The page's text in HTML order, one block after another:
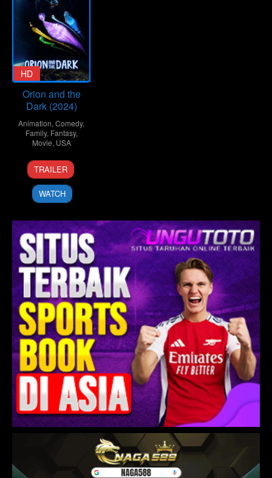
HD
Orion and the
Dark (2024)
Animation,Comedy,
Family, Fantasy,
Movie, USA
2
Feb
2024
Sean
Charmatz
TRAILER
WATCH